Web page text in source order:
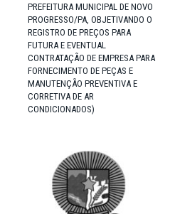
PREFEITURA MUNICIPAL DE NOVO
PROGRESSO/PA, OBJETIVANDO O
REGISTRO DE PREÇOS PARA
FUTURA E EVENTUAL
CONTRATAÇÃO DE EMPRESA PARA
FORNECIMENTO DE PEÇAS E
MANUTENÇÃO PREVENTIVA E
CORRETIVA DE AR
CONDICIONADOS)